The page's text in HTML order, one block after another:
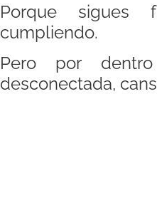
Porque sigues
cumpliendo.
Pero por
desconectada,